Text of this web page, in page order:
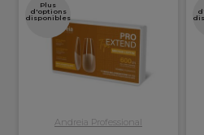
Plus
d'options
disponibles
Andreia Professional